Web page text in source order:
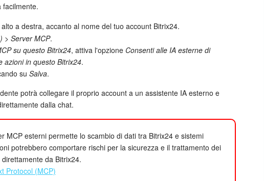
facilmente.
a destra, accanto al nome del tuo account Bitrix24.
> Server MCP.
su questo Bitrix24, attiva l'opzione Consenti alle IA esterne di
azioni in questo Bitrix24.
su Salva.
potrà collegare il proprio account a un assistente IA esterno e
dalla chat.
MCP esterni permette lo scambio di dati tra Bitrix24 e sistemi
potrebbero comportare rischi per la sicurezza e il trattamento dei
da Bitrix24.
Protocol (MCP)